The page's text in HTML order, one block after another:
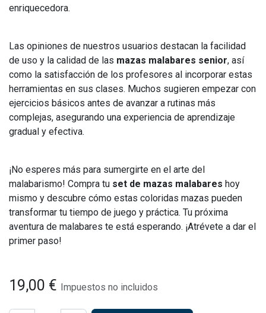
enriquecedora.
Las opiniones de nuestros usuarios destacan la facilidad
de uso y la calidad de las mazas malabares senior, así
como la satisfacción de los profesores al incorporar estas
herramientas en sus clases. Muchos sugieren empezar con
ejercicios básicos antes de avanzar a rutinas más
complejas, asegurando una experiencia de aprendizaje
gradual y efectiva.
¡No esperes más para sumergirte en el arte del
malabarismo! Compra tu set de mazas malabares hoy
mismo y descubre cómo estas coloridas mazas pueden
transformar tu tiempo de juego y práctica. Tu próxima
aventura de malabares te está esperando. ¡Atrévete a dar el
primer paso!
19,00 € Impuestos no incluidos